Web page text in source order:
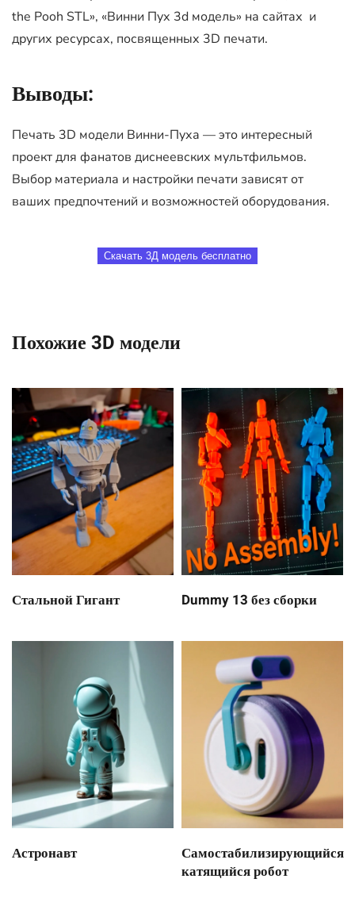
the Pooh STL», «Винни Пух 3d модель» на сайтах и
других ресурсах, посвященных 3D печати.
Выводы:
Печать 3D модели Винни-Пуха — это интересный
проект для фанатов диснеевских мультфильмов.
Выбор материала и настройки печати зависят от
ваших предпочтений и возможностей оборудования.
Скачать 3Д модель бесплатно
Похожие 3D модели
Стальной Гигант Dummy 13 без сборки
Астронавт
Самостабилизирующийся
катящийся робот